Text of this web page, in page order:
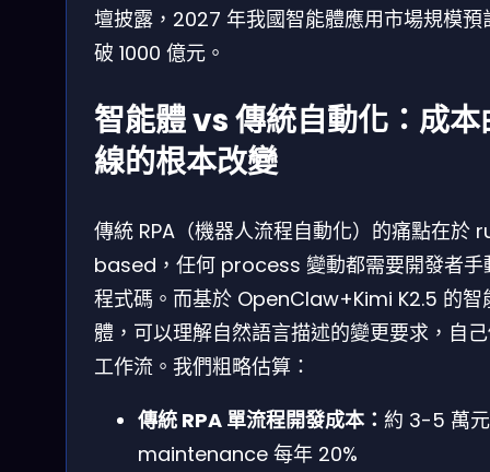
壇披露，2027 年我國智能體應用市場規模預
破 1000 億元。
智能體 vs 傳統自動化：成本
線的根本改變
傳統 RPA（機器人流程自動化）的痛點在於
based，任何 process 變動都需要開發者手
程式碼。而基於 OpenClaw+Kimi K2.5 的智
體，可以理解自然語言描述的變更要求，自
工作流。我們粗略估算：
傳統 RPA 單流程開發成本： 約 3-5 萬
maintenance 每年 20%